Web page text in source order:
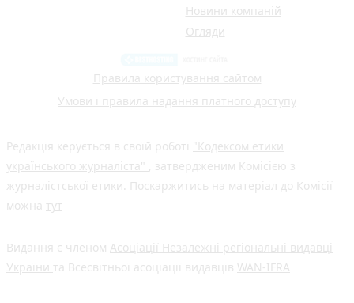
Новини компаній
Огляди
Правила користування сайтом
Умови і правила надання платного доступу
Редакція керується в своїй роботі "Кодексом етики
українського журналіста" , затвердженим Комісією з
журналістської етики. Поскаржитись на матеріал до Комісії
можна тут
Видання є членом Асоціації Незалежні регіональні видавці
України та Всесвітньої асоціації видавців WAN-IFRA